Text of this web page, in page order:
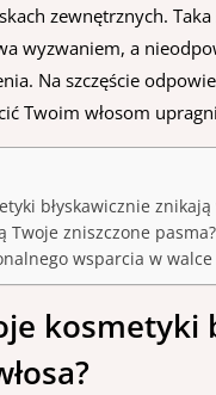
zewnętrznych.
wyzwaniem, a
Na szczęście
Twoim włosom
błyskawicznie
Twoje zniszczone pasma?
wsparcia w
kosmetyki